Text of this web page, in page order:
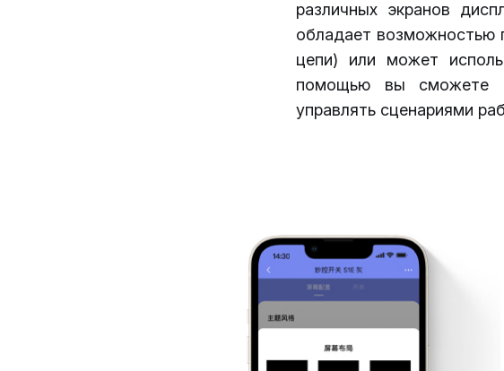
различных экранов
обладает возможностью
цепи) или может
помощью вы сможете
управлять сценариями